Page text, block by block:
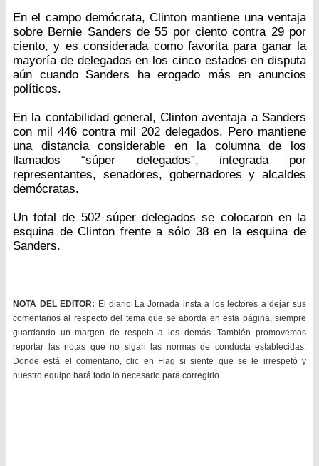
En el campo demócrata, Clinton mantiene una ventaja
sobre Bernie Sanders de 55 por ciento contra 29 por
ciento, y es considerada como favorita para ganar la
mayoría de delegados en los cinco estados en disputa
aún cuando Sanders ha erogado más en anuncios
políticos.
En la contabilidad general, Clinton aventaja a Sanders
con mil 446 contra mil 202 delegados. Pero mantiene
una distancia considerable en la columna de los
llamados “súper delegados”, integrada por
representantes, senadores, gobernadores y alcaldes
demócratas.
Un total de 502 súper delegados se colocaron en la
esquina de Clinton frente a sólo 38 en la esquina de
Sanders.
NOTA DEL EDITOR: El diario La Jornada insta a los lectores a dejar sus
comentarios al respecto del tema que se aborda en esta página, siempre
guardando un margen de respeto a los demás. También promovemos
reportar las notas que no sigan las normas de conducta establecidas.
Donde está el comentario, clic en Flag si siente que se le irrespetó y
nuestro equipo hará todo lo necesario para corregirlo.